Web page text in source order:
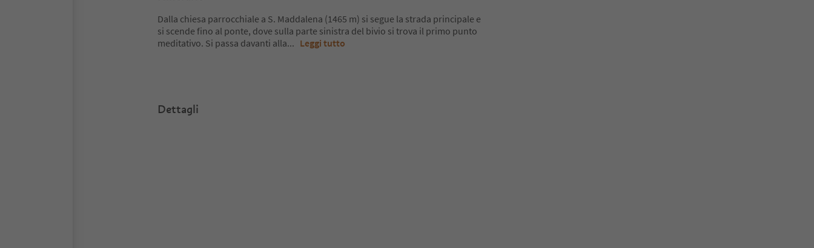
Dalla chiesa parrocchiale a S. Maddalena (1465 m) si segue la strada principale e
si scende fino al ponte, dove sulla parte sinistra del bivio si trova il primo punto
meditativo. Si passa davanti alla... Leggi tutto
Dettagli